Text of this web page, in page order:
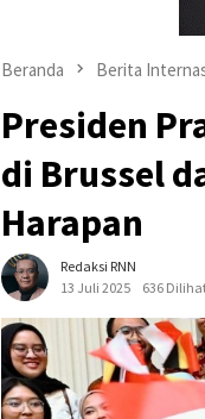
Beranda Berita
Presiden
di Brussel
Harapan
Redaksi RNN
13 Juli 2025
636